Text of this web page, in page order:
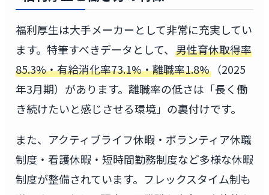
福利厚生は大手メーカーとして非常に充実してい
ます。特筆すべきデータとして、 男性育休取得率
85.3%・有給消化率73.1%・離職率1.8%（2025
年3月期）があります。離職率の低さは「長く働
き続けたいと感じさせる環境」の裏付けです。
また、アクティブライフ休暇・ボランティア休職
制度・看護休暇・短時間勤務制度など多様な休暇
制度が整備されています。フレックスタイム制も